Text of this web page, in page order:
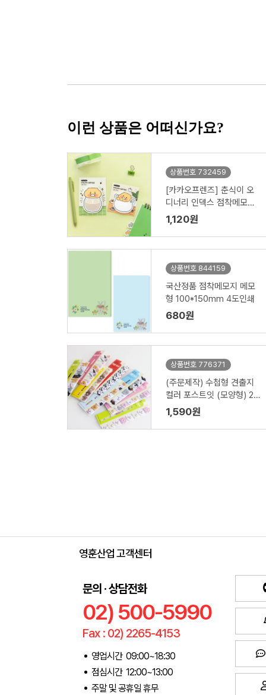
이런 상품은 어떠신가요?
상품번호 732459
[카카오프렌즈] 춘식이 오
디너리 인덱스 점착메모지
(58x78mm)
1,120원
상품번호 844159
국산정품 점착메모지 메모
형 100*150mm 4도인쇄
680원
상품번호 776371
(주문제작) 수첩형 견출지
컬러 포스트잇 (모양형) 20
매/30매 1P
1,590원
영훈산업 고객센터
문의 · 상담전화
02) 500-5990
Fax : 02) 2265-4153
영업시간 09:00~18:30
점심시간 12:00~13:00
주말 및 공휴일 휴무